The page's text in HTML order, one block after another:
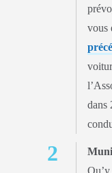
vous
dans